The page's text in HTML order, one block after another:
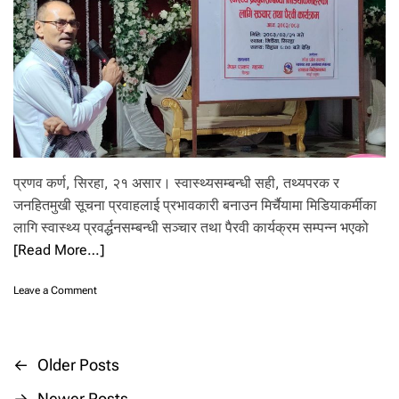
या
द
व
को
नि
ध
न
पू
मु
ख्य
न्त्री
या
क
प्रणव कर्ण, सिरहा, २१ असार। स्वास्थ्यसम्बन्धी सही, तथ्यपरक र
जनहितमुखी सूचना प्रवाहलाई प्रभावकारी बनाउन मिर्चैयामा मिडियाकर्मीका
लागि स्वास्थ्य प्रवर्द्धनसम्बन्धी सञ्चार तथा पैरवी कार्यक्रम सम्पन्न भएको
[Read More…]
Leave a Commento
मा
स्वा
P
←
Older Posts